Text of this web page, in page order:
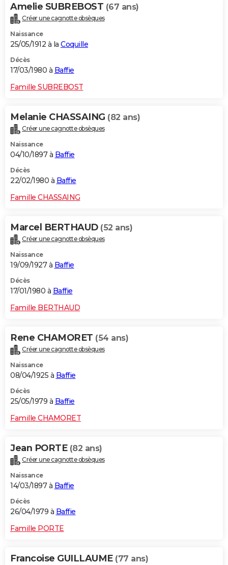
Amelie SUBREBOST (67 ans)
Créer une cagnotte obsèques
Naissance
25/05/1912 à la Coquille
Décès
17/03/1980 à Baffie
Famille SUBREBOST
Melanie CHASSAING (82 ans)
Créer une cagnotte obsèques
Naissance
04/10/1897 à Baffie
Décès
22/02/1980 à Baffie
Famille CHASSAING
Marcel BERTHAUD (52 ans)
Créer une cagnotte obsèques
Naissance
19/09/1927 à Baffie
Décès
17/01/1980 à Baffie
Famille BERTHAUD
Rene CHAMORET (54 ans)
Créer une cagnotte obsèques
Naissance
08/04/1925 à Baffie
Décès
25/05/1979 à Baffie
Famille CHAMORET
Jean PORTE (82 ans)
Créer une cagnotte obsèques
Naissance
14/03/1897 à Baffie
Décès
26/04/1979 à Baffie
Famille PORTE
Francoise GUILLAUME (77 ans)